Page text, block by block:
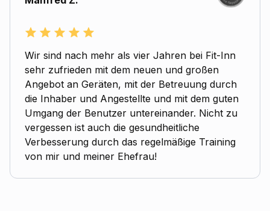
Wir sind nach mehr als vier Jahren bei Fit-Inn
sehr zufrieden mit dem neuen und großen
Angebot an Geräten, mit der Betreuung durch
die Inhaber und Angestellte und mit dem guten
Umgang der Benutzer untereinander. Nicht zu
vergessen ist auch die gesundheitliche
Verbesserung durch das regelmäßige Training
von mir und meiner Ehefrau!